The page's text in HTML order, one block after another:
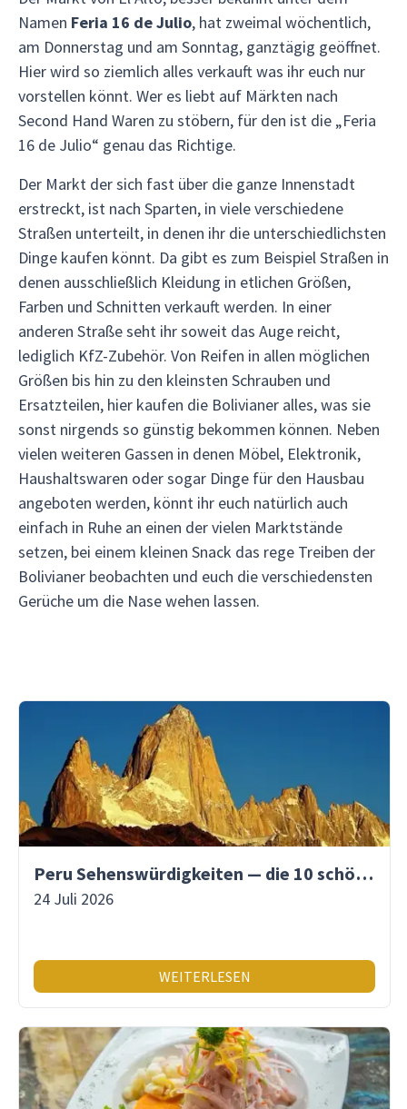
Namen Feria 16 de Julio, hat zweimal wöchentlich,
am Donnerstag und am Sonntag, ganztägig geöffnet.
Hier wird so ziemlich alles verkauft was ihr euch nur
vorstellen könnt. Wer es liebt auf Märkten nach
Second Hand Waren zu stöbern, für den ist die „Feria
16 de Julio“ genau das Richtige.
Der Markt der sich fast über die ganze Innenstadt
erstreckt, ist nach Sparten, in viele verschiedene
Straßen unterteilt, in denen ihr die unterschiedlichsten
Dinge kaufen könnt. Da gibt es zum Beispiel Straßen in
denen ausschließlich Kleidung in etlichen Größen,
Farben und Schnitten verkauft werden. In einer
anderen Straße seht ihr soweit das Auge reicht,
lediglich KfZ-Zubehör. Von Reifen in allen möglichen
Größen bis hin zu den kleinsten Schrauben und
Ersatzteilen, hier kaufen die Bolivianer alles, was sie
sonst nirgends so günstig bekommen können. Neben
vielen weiteren Gassen in denen Möbel, Elektronik,
Haushaltswaren oder sogar Dinge für den Hausbau
angeboten werden, könnt ihr euch natürlich auch
einfach in Ruhe an einen der vielen Marktstände
setzen, bei einem kleinen Snack das rege Treiben der
Bolivianer beobachten und euch die verschiedensten
Gerüche um die Nase wehen lassen.
Peru Sehenswürdigkeiten — die 10 schönsten Orte
24 Juli 2026
WEITERLESEN